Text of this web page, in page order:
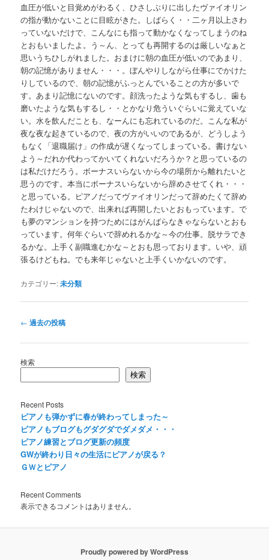
血圧が低いと目覚めがわるく、ひさしぶりに出したヴァイオリン
の指が動かないことに目眩がきた。しばらく・・二ヶ月以上さわ
っていないだけで、こんなにも指って動かなくなってしまうのね
とおもいましたよ。う～ん、とっても再開するのは厳しいなぁと
思いうちひしがれました。おまけに朝の血圧が低いのであまり、
朝の記憶がありません・・・。ぼんやりしながら仕事にでかけた
りしているので、朝の記憶がふっとんでいることの方が多いで
す。あまり記憶にないのです。顔洗ったような気もするし、歯も
磨いたような気もするし・・とかなり危ういぐらいに覚えていな
い。水を飲んだことも、なーんにも忘れているのだ。こんな私が
夜な夜な起きているので、夜の方がいいのであるが、どうしよう
もなく「退職届け」の作成が遅くなってしまっている。書けない
よう～だれか代わってかいてくれないだろうか？と思っているの
は私だけだろう。ボーナスいらないから今の場所から離れたいと
思うのです。本当にボーナスいらないから辞めさせてくれ・・・
と思っている。ピアノだってヴァイオリンだって辞めたくて辞め
たわけじゃないので、出来れば再開したいとおもっています。で
も夢のマンションを持つためにはがんばらなきゃならないとおも
っています。何年ぐらいで辞めれるかな～今の仕事。脱サラでき
るかな。上手く副職進むかな～とおも思っております。いや、頑
張るけどもね。でも来年じゃないと上手くいかないのです。
カテゴリー:未分類
投
ナ
ビ
ゲ
ー
ョ
ン
← 過去の投稿
検索
検索
Recent Posts
ピアノも弾かずに春が終わってしまった～
ピアノもブログもグダグダでダメダメ・・・
ピアノ練習とブログ更新の頻度
GWが終わり日々の生活にピアノが戻る？
ＧＷとピアノ
Recent Comments
表示できるコメントはありません。
Proudly powered by WordPress